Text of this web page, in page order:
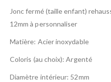
Jonc fermé (taille enfant)
12mm à personnaliser
Matière: Acier inoxydable
Coloris (au choix): Argenté
Diamètre intérieur: 52mm